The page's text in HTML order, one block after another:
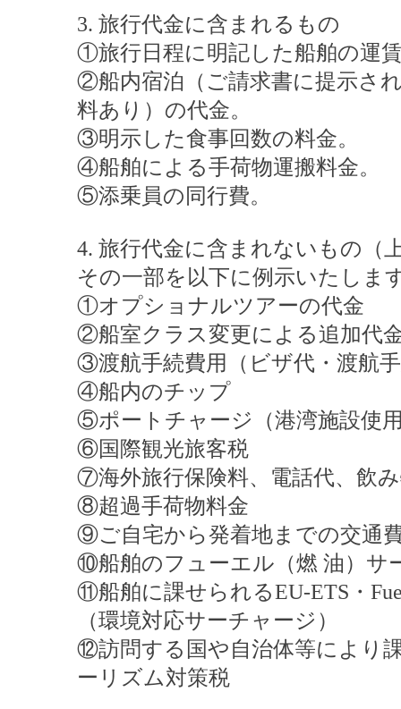
3. 旅行代金に含まれるもの
①旅行日程に明記した船舶の運
②船内宿泊（ご請求書に提示さ
料あり）の代金。
③明示した食事回数の料金。
④船舶による手荷物運搬料金。
⑤添乗員の同行費。
4. 旅行代金に含まれないもの（
その一部を以下に例示いたしま
①オプショナルツアーの代金
②船室クラス変更による追加代
③渡航手続費用（ビザ代・渡航
④船内のチップ
⑤ポートチャージ（港湾施設使
⑥国際観光旅客税
⑦海外旅行保険料、電話代、飲
⑧超過手荷物料金
⑨ご自宅から発着地までの交通
⑩船舶のフューエル（燃 油）サ
⑪船舶に課せられるEU-ETS・
（環境対応サーチャージ）
⑫訪問する国や自治体等により
ーリズム対策税